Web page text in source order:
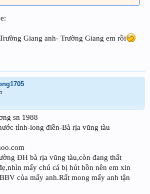
Giang anh- Trường Giang em rồi
sn 1988
tỉnh-long điền-Bà rịa vũng tàu
ĐH bà rịa vũng tàu,còn đang thất
mấy chú cá bị hút hồn nên em xin
của mấy anh.Rất mong mấy anh tận